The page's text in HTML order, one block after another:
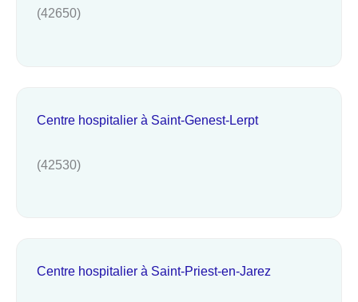
(42650)
Centre hospitalier à Saint-Genest-Lerpt
(42530)
Centre hospitalier à Saint-Priest-en-Jarez